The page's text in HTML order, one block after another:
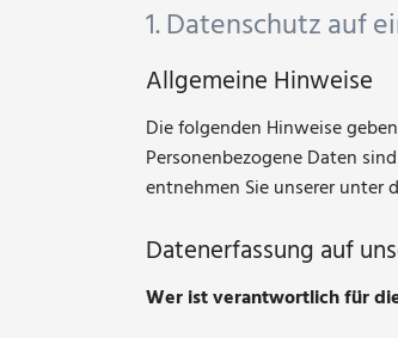
1. Datenschutz auf
Allgemeine Hinweise
Die folgenden Hinweise
Personenbezogene Daten
entnehmen Sie unserer unter
Datenerfassung auf
Wer ist verantwortlich für